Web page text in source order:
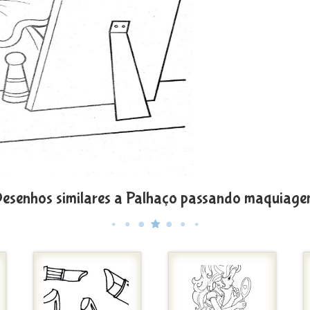
similares a Palhaço passando